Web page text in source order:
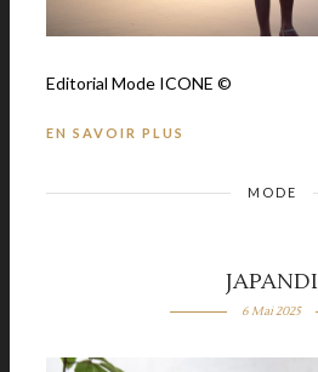
Editorial Mode ICONE ©
EN SAVOIR PLUS
MODE
JAPANDI
6 Mai 2025